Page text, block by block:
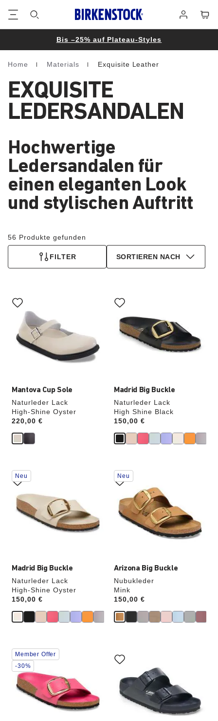
Bis –25% auf Plateau-Styles
Homepage
Home Materials Exquisite Leather
EXQUISITE
LEDERSANDALEN
Hochwertige
Ledersandalen für
einen eleganten Look
und stylischen Auftritt
56 Produkte gefunden
FILTER SORTIEREN NACH
Mantova Cup Sole
Naturleder Lack
High-Shine Oyster
Price:
220,00 €
Anklicken
der
Farben
werden
die
Produktbilder
aktualisiert.
Madrid Big Buckle
Naturleder Lack
High Shine Black
Price:
150,00 €
Anklicken
der
Farben
werden
die
Produktbilder
Madrid Big Buckle
Naturleder Lack
High-Shine Oyster
Price:
150,00 €
Durch
Anklicken
der
Farben
werden
die
Produktbilder
Neu
Arizona Big Buckle
Nubukleder
Mink
Price:
150,00 €
Durch
Anklicken
der
Farben
werden
die
Produktbilder
aktualisiert.
Neu
Durch
Anklicken
der
Farben
werden
die
Produktbilder
Member Offer
-30%
Anklicken
der
werden
die
Produktbilder
aktualisiert.